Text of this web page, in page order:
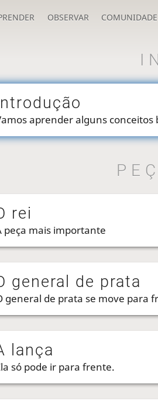
OBSERVAR COMUNIDADE
rei
peça mais importante
general de prata
lança
só pode ir para frente.